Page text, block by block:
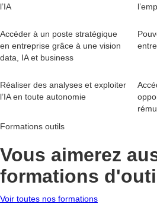
l’IA
Accéder à un poste stratégique
en entreprise grâce à une vision
data, IA et business
Réaliser des analyses et exploiter
l’IA en toute autonomie
Formations outils
Vous aimerez
formations
Voir toutes nos formations